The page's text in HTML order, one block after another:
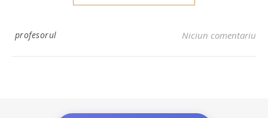
profesorul Niciun comentariu